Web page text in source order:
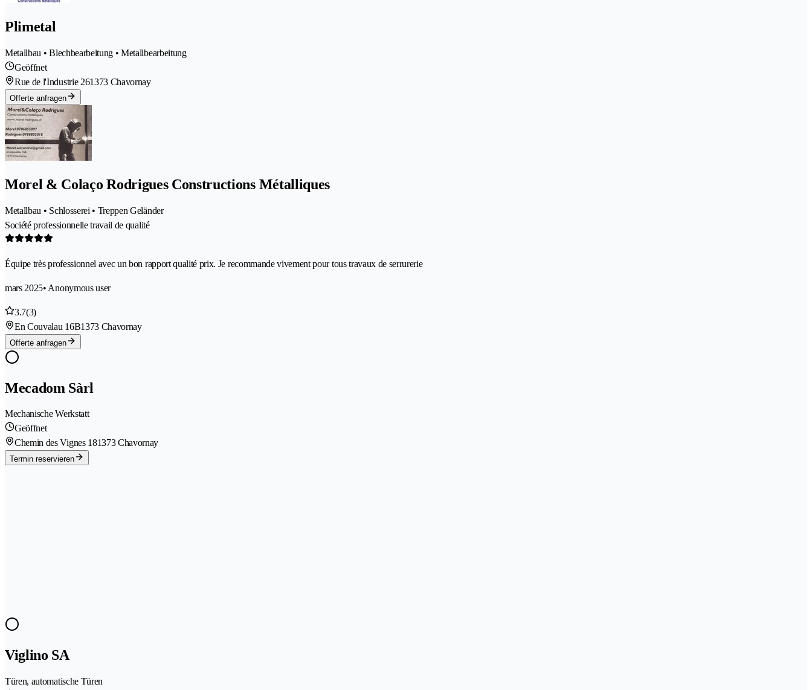
Plimetal
Metallbau • Blechbearbeitung • Metallbearbeitung
Geöffnet
Rue de l'Industrie 261373 Chavornay
Offerte anfragen
Morel & Colaço Rodrigues Constructions Métalliques
Metallbau • Schlosserei • Treppen Geländer
Société professionnelle travail de qualité
Équipe très professionnel avec un bon rapport qualité prix. Je recommande vivement pour tous travaux de serrurerie
mars 2025• Anonymous user
3.7(3)
En Couvalau 16B1373 Chavornay
Offerte anfragen
Mecadom Sàrl
Mechanische Werkstatt
Geöffnet
Chemin des Vignes 181373 Chavornay
Termin reservieren
Viglino SA
Türen, automatische Türen